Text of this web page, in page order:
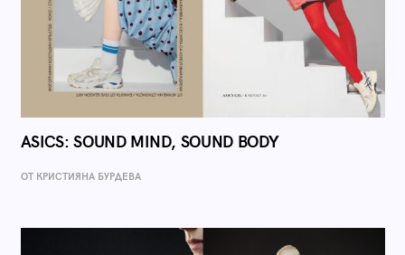
ASICS: SOUND MIND, SOUND BODY
ОТ КРИСТИЯНА БУРДЕВА